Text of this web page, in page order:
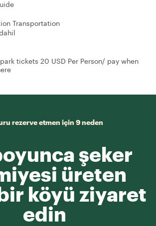
Transportation
tickets 20 USD Per Person/ pay when
rezerve etmen için 9 neden
şeker
üreten
köyü ziyaret
edin